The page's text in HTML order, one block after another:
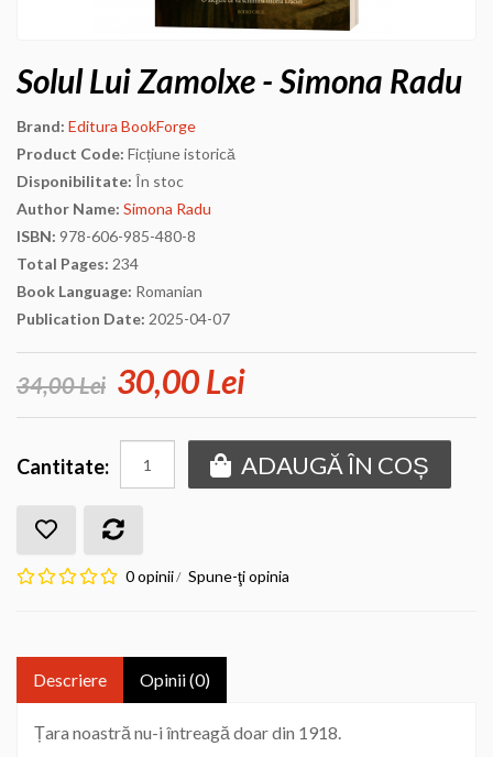
Solul Lui Zamolxe - Simona Radu
Brand: Editura BookForge
Product Code: Ficțiune istorică
Disponibilitate: În stoc
Author Name: Simona Radu
ISBN: 978-606-985-480-8
Total Pages: 234
Book Language: Romanian
Publication Date: 2025-04-07
34,00 Lei 30,00 Lei
Cantitate: ADAUGĂ ÎN COȘ
0 opinii/ Spune-ţi opinia
Descriere Opinii (0)
Țara noastră nu-i întreagă doar din 1918.